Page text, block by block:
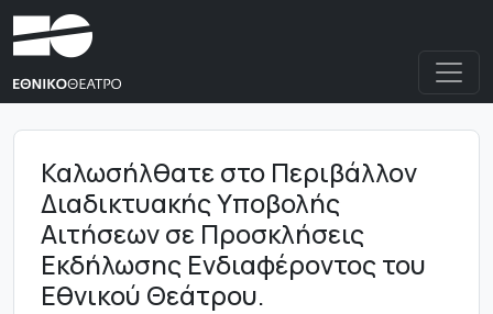
Καλωσήλθατε στο Περιβάλλον
Διαδικτυακής Υποβολής
Αιτήσεων σε Προσκλήσεις
Εκδήλωσης Ενδιαφέροντος του
Εθνικού Θεάτρου.